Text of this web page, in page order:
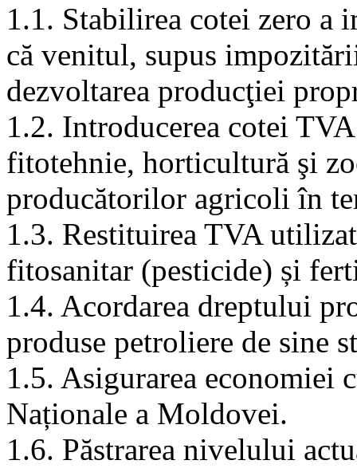
1.1. Stabilirea cotei zero a
că venitul, supus
dezvoltarea producţiei
1.2. Introducerea cotei
fitotehnie, horticultură şi
producătorilor agricoli în
1.3. Restituirea TVA
fitosanitar (pesticide) și
1.4. Acordarea dreptului
produse petroliere de sine
1.5. Asigurarea economiei
Naționale a Moldovei.
1.6. Păstrarea nivelului